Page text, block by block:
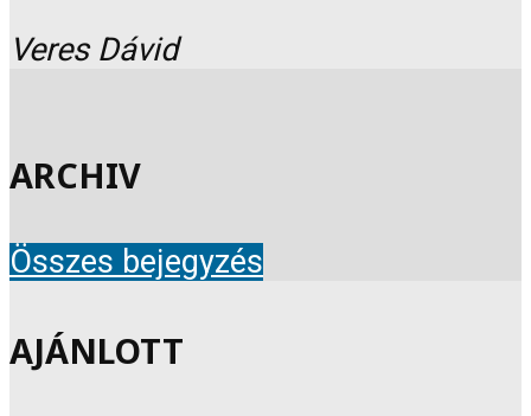
Veres Dávid
ARCHIV
Összes bejegyzés
AJÁNLOTT